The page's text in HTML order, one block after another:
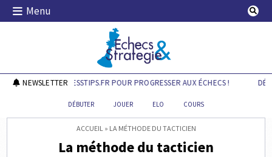
Skip
Menu
Echecs & Stratégie
NEWSLETTER
DÉCOUVREZ CHESSTIPS.FR POUR PROGRESSER AUX ÉCHECS !
DÉBUTER JOUER ELO COURS
ACCUEIL» LA MÉTHODE DU TACTICIEN
La méthode du tacticien